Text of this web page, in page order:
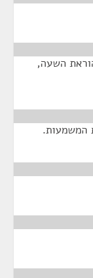
השעה,
המשמעות.